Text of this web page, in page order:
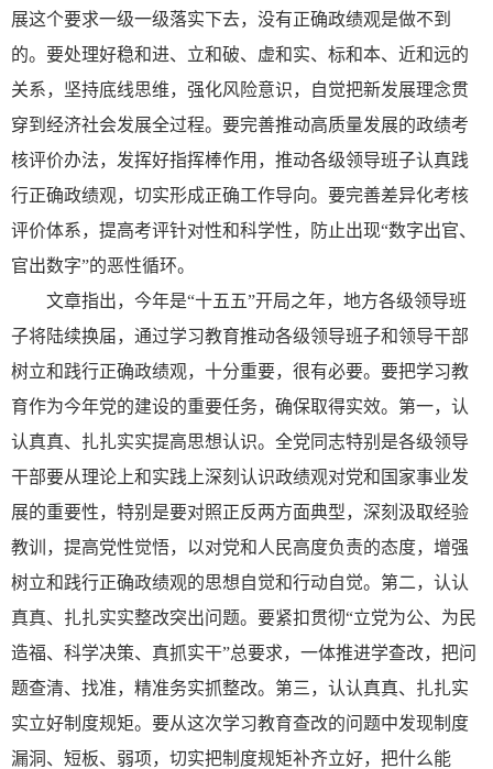
展这个要求一级一级落实下去，没有正确政绩观是做不到
的。要处理好稳和进、立和破、虚和实、标和本、近和远的
关系，坚持底线思维，强化风险意识，自觉把新发展理念贯
穿到经济社会发展全过程。要完善推动高质量发展的政绩考
核评价办法，发挥好指挥棒作用，推动各级领导班子认真践
行正确政绩观，切实形成正确工作导向。要完善差异化考核
评价体系，提高考评针对性和科学性，防止出现“数字出官、
官出数字”的恶性循环。
文章指出，今年是“十五五”开局之年，地方各级领导班
子将陆续换届，通过学习教育推动各级领导班子和领导干部
树立和践行正确政绩观，十分重要，很有必要。要把学习教
育作为今年党的建设的重要任务，确保取得实效。第一，认
认真真、扎扎实实提高思想认识。全党同志特别是各级领导
干部要从理论上和实践上深刻认识政绩观对党和国家事业发
展的重要性，特别是要对照正反两方面典型，深刻汲取经验
教训，提高党性觉悟，以对党和人民高度负责的态度，增强
树立和践行正确政绩观的思想自觉和行动自觉。第二，认认
真真、扎扎实实整改突出问题。要紧扣贯彻“立党为公、为民
造福、科学决策、真抓实干”总要求，一体推进学查改，把问
题查清、找准，精准务实抓整改。第三，认认真真、扎扎实
实立好制度规矩。要从这次学习教育查改的问题中发现制度
漏洞、短板、弱项，切实把制度规矩补齐立好，把什么能